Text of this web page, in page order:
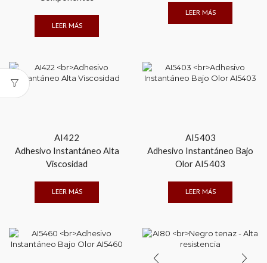
LEER MÁS
LEER MÁS
AI422
Adhesivo Instantáneo Alta
Viscosidad
LEER MÁS
AI5403
Adhesivo Instantáneo Bajo
Olor AI5403
LEER MÁS